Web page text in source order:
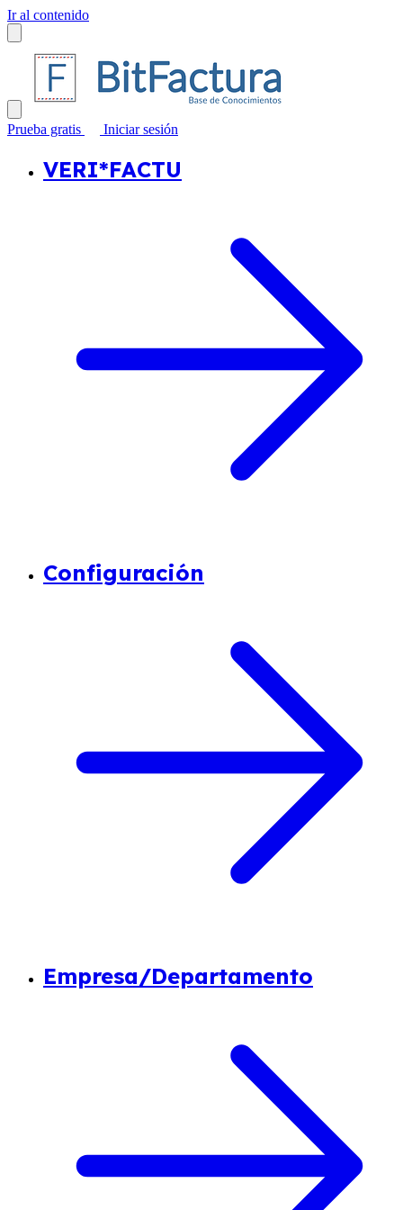
Ir al contenido
Prueba gratis Iniciar sesión
VERI*FACTU
Configuración
Empresa/Departamento